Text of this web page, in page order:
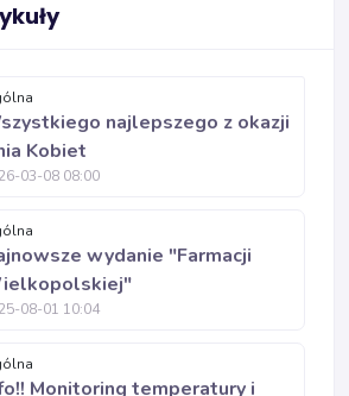
najlepszego z okazji
Kobiet
03-08 08:00
wydanie "Farmacji
08-01 10:04
Monitoring temperatury i